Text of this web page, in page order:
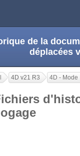
de la
déplacées
4D v21 R3 4D - Mode